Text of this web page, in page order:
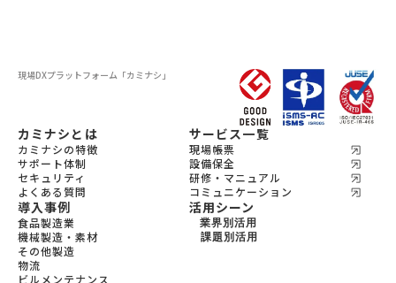
現場DXプラットフォーム 「カミナシ」
カミナシとは
カミナシの特徴
サポート体制
セキュリティ
よくある質問
サービス一覧
現場帳票
設備保全
研修・マニュアル
コミュニケーション
導入事例
食品製造業
機械製造・素材
その他製造
物流
ビルメンテナンス
活用シーン
業界別活用
機会製造・素材
課題別活用